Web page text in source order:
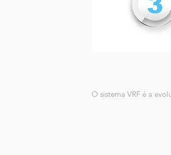
O sistema VRF é a